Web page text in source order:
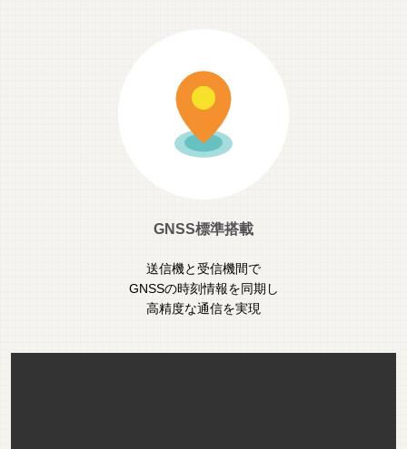
GNSS標準搭載
送信機と受信機間で
GNSSの時刻情報を同期し
高精度な通信を実現